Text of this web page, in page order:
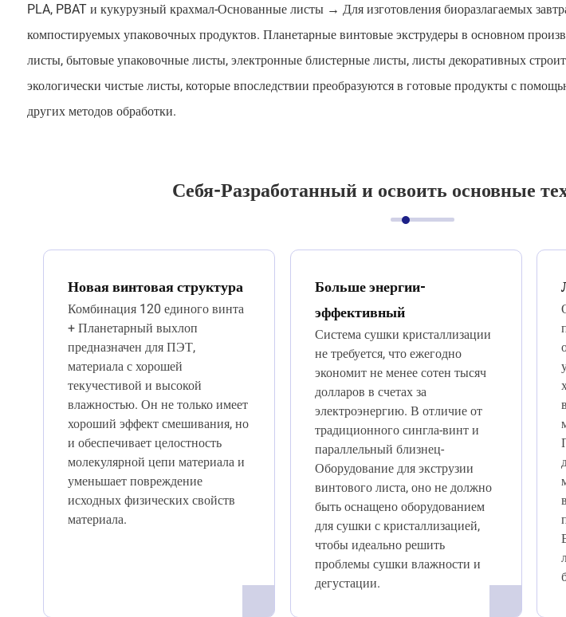
PLA, PBAT и кукурузный крахмал-Основанные листы → Для изготовления биоразлагаемых
компостируемых упаковочных продуктов. Планетарные винтовые экструдеры в основном
листы, бытовые упаковочные листы, электронные блистерные листы, листы декоративных
экологически чистые листы, которые впоследствии преобразуются в готовые продукты с
других методов обработки.
Себя-Разработанный и освоить основные
Новая винтовая структура
Комбинация 120 единого винта
+ Планетарный выхлоп
предназначен для ПЭТ,
материала с хорошей
текучестивой и высокой
влажностью. Он не только имеет
хороший эффект смешивания, но
и обеспечивает целостность
молекулярной цепи материала и
уменьшает повреждение
исходных физических свойств
материала.
Больше энергии-
эффективный
Система сушки кристаллизации
не требуется, что ежегодно
экономит не менее сотен тысяч
долларов в счетах за
электроэнергию. В отличие от
традиционного сингла-винт и
параллельный близнец-
Оборудование для экструзии
винтового листа, оно не должно
быть оснащено оборудованием
для сушки с кристаллизацией,
чтобы идеально решить
проблемы сушки влажности и
дегустации.